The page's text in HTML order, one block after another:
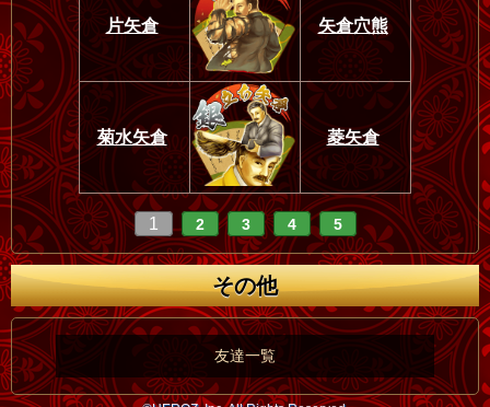
片矢倉 矢倉穴熊
菊水矢倉 菱矢倉
1 2 3 4 5
その他
友達一覧